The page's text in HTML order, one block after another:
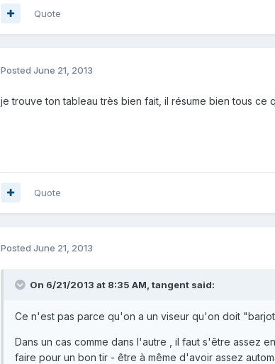
Quote
Posted June 21, 2013
je trouve ton tableau très bien fait, il résume bien tous
Quote
Posted June 21, 2013
On 6/21/2013 at 8:35 AM, tangent said:
Ce n'est pas parce qu'on a un viseur qu'on doit
Dans un cas comme dans l'autre , il faut s'être assez
faire pour un bon tir - être à même d'avoir assez